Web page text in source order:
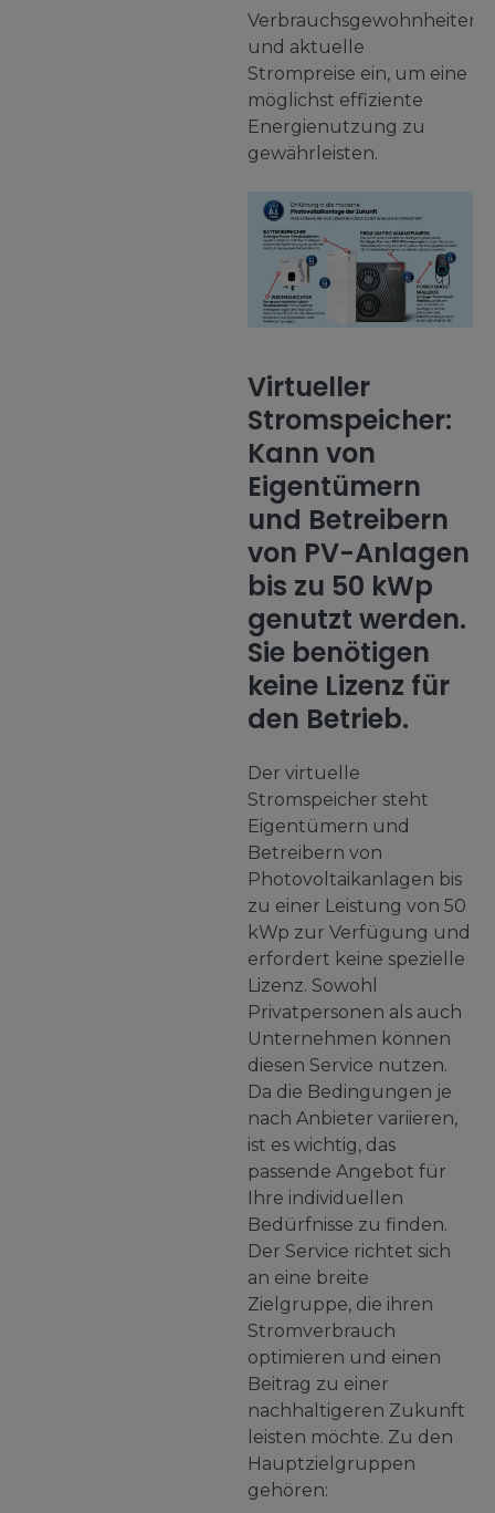
Verbrauchsgewohnheiten
und aktuelle
Strompreise ein, um eine
möglichst effiziente
Energienutzung zu
gewährleisten.
Virtueller
Stromspeicher:
Kann von
Eigentümern
und Betreibern
von PV-Anlagen
bis zu 50 kWp
genutzt werden.
Sie benötigen
keine Lizenz für
den Betrieb.
Der virtuelle
Stromspeicher steht
Eigentümern und
Betreibern von
Photovoltaikanlagen bis
zu einer Leistung von 50
kWp zur Verfügung und
erfordert keine spezielle
Lizenz. Sowohl
Privatpersonen als auch
Unternehmen können
diesen Service nutzen.
Da die Bedingungen je
nach Anbieter variieren,
ist es wichtig, das
passende Angebot für
Ihre individuellen
Bedürfnisse zu finden.
Der Service richtet sich
an eine breite
Zielgruppe, die ihren
Stromverbrauch
optimieren und einen
Beitrag zu einer
nachhaltigeren Zukunft
leisten möchte. Zu den
Hauptzielgruppen
gehören: